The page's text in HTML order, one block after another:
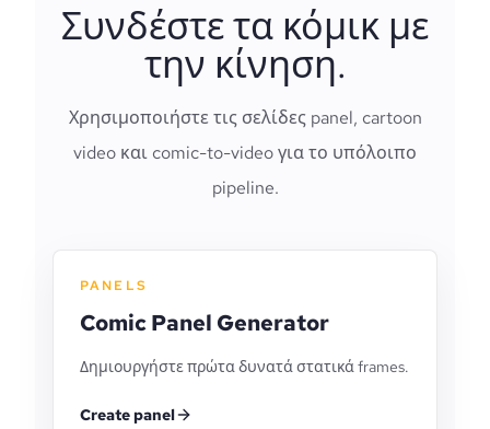
Συνδέστε τα κόμικ με
την κίνηση.
Χρησιμοποιήστε τις σελίδες panel, cartoon
video και comic-to-video για το υπόλοιπο
pipeline.
PANELS
Comic Panel Generator
Δημιουργήστε πρώτα δυνατά στατικά frames.
Create panel